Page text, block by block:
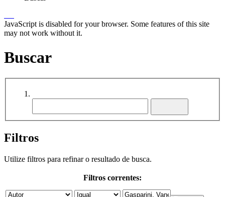
JavaScript is disabled for your browser. Some features of this site
may not work without it.
Buscar
Filtros
Utilize filtros para refinar o resultado de busca.
Filtros correntes: